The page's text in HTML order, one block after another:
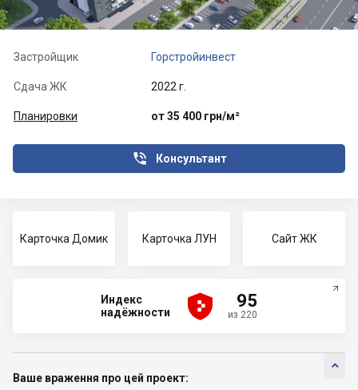
Застройщик Горстройинвест
Сдача ЖК 2022 г.
Планировки от 35 400 грн/м²
Консультант

Карточка Домик Карточка ЛУН Сайт ЖК
Индекс
надёжности




 95
из 220

Ваше враження про цей проект: